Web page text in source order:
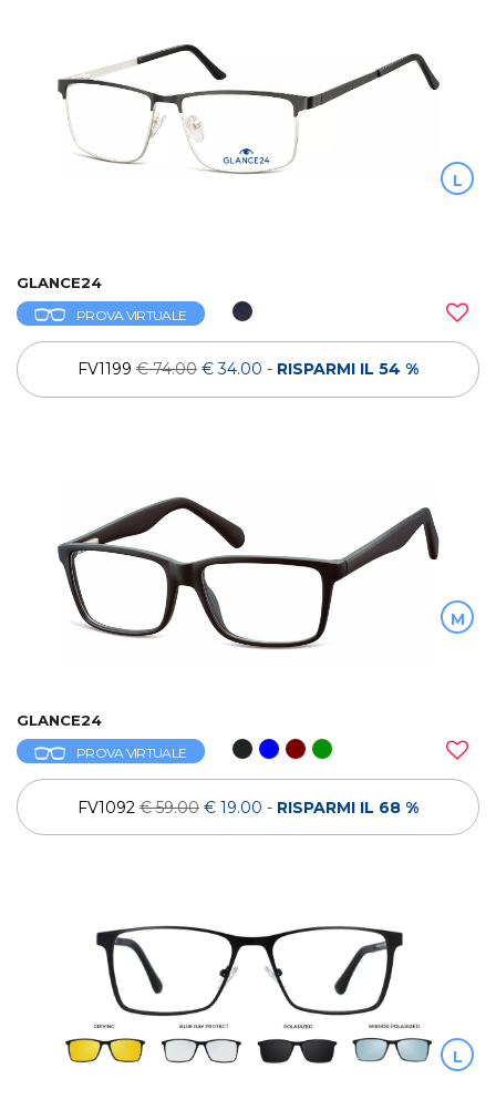
L
GLANCE24
PROVA VIRTUALE
FV1199 € 74.00 € 34.00 - RISPARMI IL 54 %
M
GLANCE24
PROVA VIRTUALE
FV1092 € 59.00 € 19.00 - RISPARMI IL 68 %
L